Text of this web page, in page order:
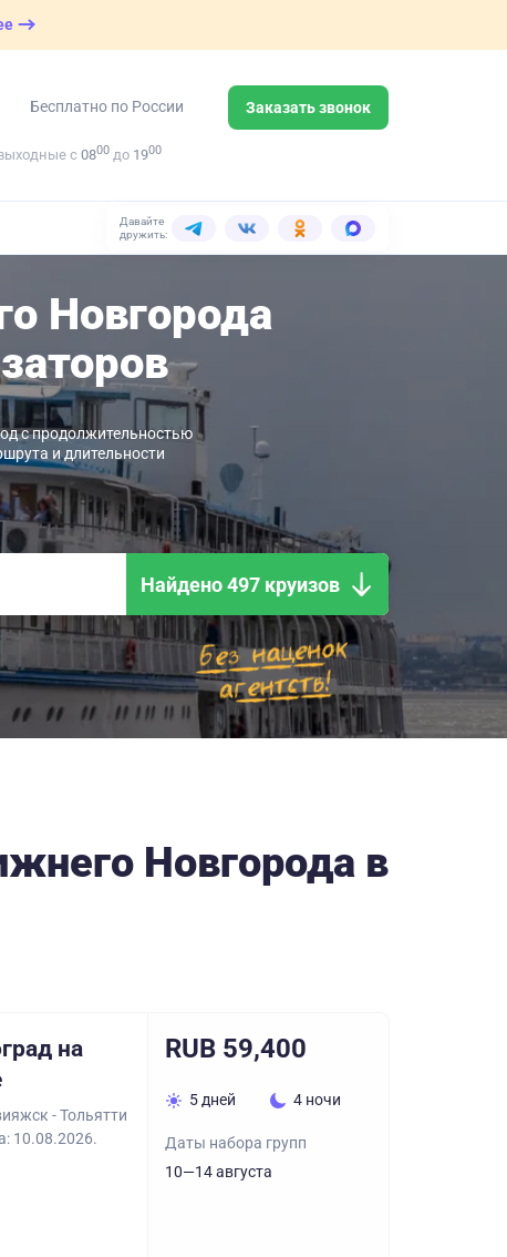
Бесплатно по России Заказать звонок
с 0800 до 1900
Давайте
дружить:
Новгорода
с продолжительностью
и длительности
Найдено 497 круизов
Новгорода в
на
- Тольятти
10.08.2026.
RUB 59,400
5 дней 4 ночи
Даты набора групп
10—14 августа